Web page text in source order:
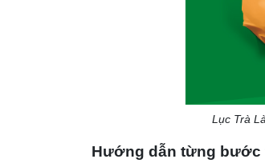
Lục Trà
Hướng dẫn từng bước